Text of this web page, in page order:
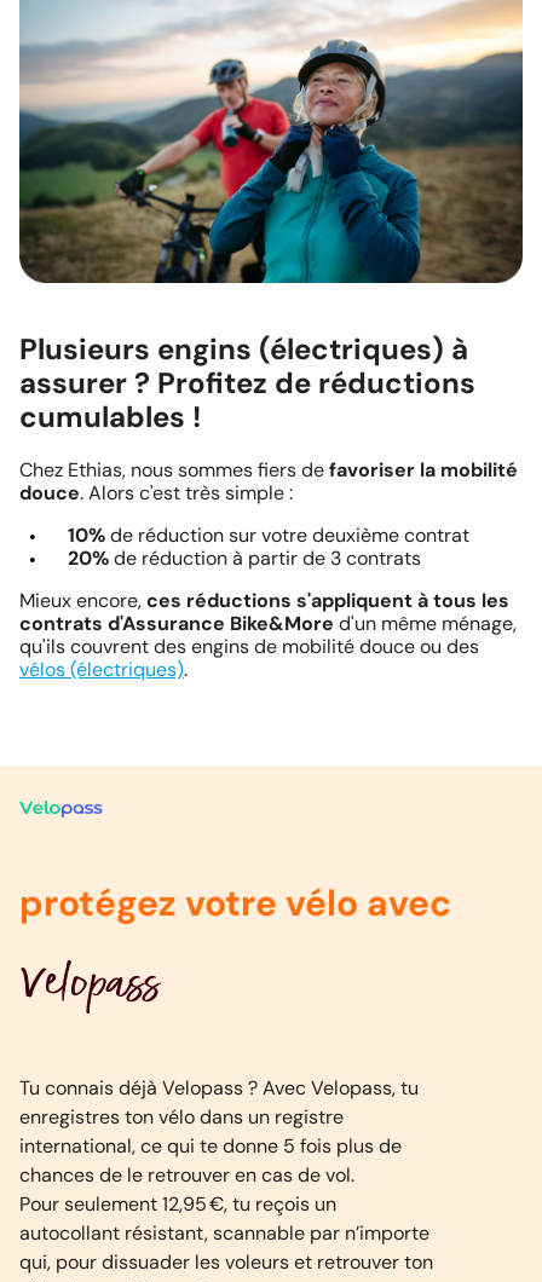
Plusieurs engins (électriques) à
assurer ? Profitez de réductions
cumulables !
Chez Ethias, nous sommes fiers defavoriser la mobilité
douce. Alors c'est très simple :
10%de réduction sur votre deuxième contrat
20%de réduction à partir de 3 contrats
Mieux encore,ces réductions s'appliquent à tous les
contrats d'Assurance Bike&More d'un même ménage,
qu'ils couvrent des engins de mobilité douce ou des
vélos (électriques).
protégez votre vélo avec
Velopass
Tu connais déjà Velopass ? Avec Velopass, tu
enregistres ton vélo dans un registre
international, ce qui te donne 5 fois plus de
chances de le retrouver en cas de vol.
Pour seulement 12,95 €, tu reçois un
autocollant résistant, scannable par n’importe
qui, pour dissuader les voleurs et retrouver ton